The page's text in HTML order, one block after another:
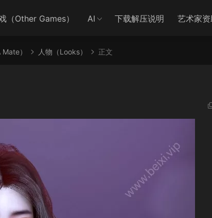
（Other Games） AI 下载解压说明 艺术家
） 人物（Looks） 正文